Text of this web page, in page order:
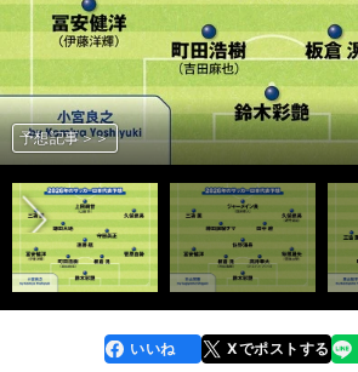
予想記事＞＞
予想記事＞＞
予想記事＞＞
予想記事＞＞
予想記事＞＞
予想記事＞＞
前へ
faceboo
k
いいね Xでポストする
line